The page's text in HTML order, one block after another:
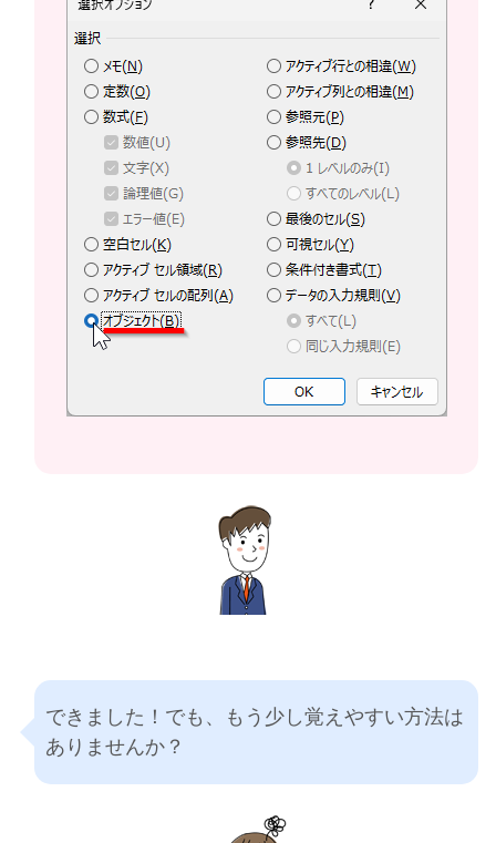
できました！でも、もう少し覚えやすい方法は
ありませんか？